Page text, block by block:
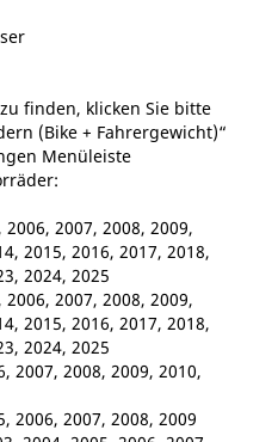
finden, klicken Sie bitte
(Bike + Fahrergewicht)“
Menüleiste
2006, 2007, 2008, 2009,
2015, 2016, 2017, 2018,
2024, 2025
2006, 2007, 2008, 2009,
2015, 2016, 2017, 2018,
2024, 2025
2007, 2008, 2009, 2010,
2006, 2007, 2008, 2009